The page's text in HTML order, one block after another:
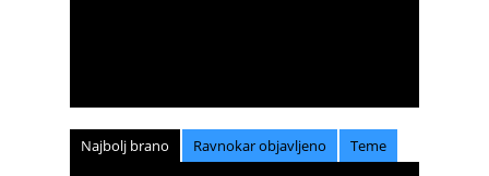
Najbolj brano Ravnokar objavljeno Teme